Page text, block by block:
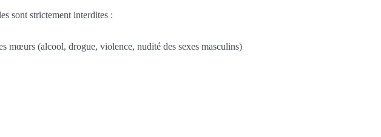
sont strictement interdites :
mœurs (alcool, drogue, violence, nudité des sexes masculins)